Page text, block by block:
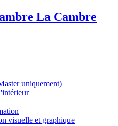
La Cambre
uniquement)
visuelle et graphique